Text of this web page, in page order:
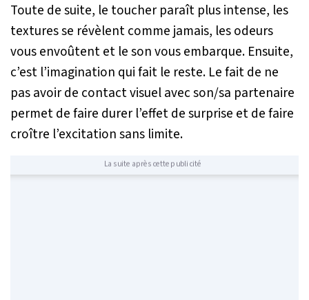
Toute de suite, le toucher paraît plus intense, les
textures se révèlent comme jamais, les odeurs
vous envoûtent et le son vous embarque. Ensuite,
c’est l’imagination qui fait le reste. Le fait de ne
pas avoir de contact visuel avec son/sa partenaire
permet de faire durer l’effet de surprise et de faire
croître l’excitation sans limite.
La suite après cette publicité